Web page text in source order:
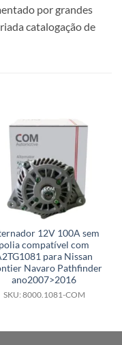
por grandes
catalogação de
12V 100A sem
polia compatível com
para Nissan
Navaro Pathfinder
ano2007>2016
SKU: 8000.1081-COM